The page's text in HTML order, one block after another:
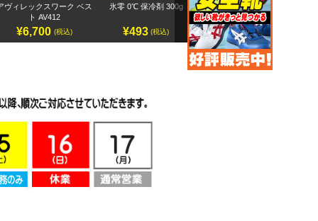
ヴィレックスワーク ベス
ト AV412
¥6,700 (税込)
氷零 0℃ 保冷剤 300g
¥493 (税込)
アヴィレックスワーク 半袖
ブルゾン AV413
¥7,500 (税込)